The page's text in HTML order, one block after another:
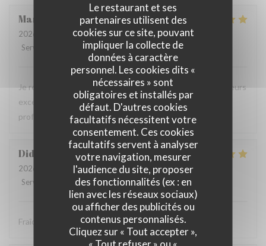
Le restaurant et ses
partenaires utilisent des
cookies sur ce site, pouvant
impliquer la collecte de
données à caractère
personnel. Les cookies dits «
nécessaires » sont
obligatoires et installés par
défaut. D'autres cookies
facultatifs nécessitent votre
consentement. Ces cookies
facultatifs servent à analyser
votre navigation, mesurer
l'audience du site, proposer
des fonctionnalités (ex : en
lien avec les réseaux sociaux)
ou afficher des publicités ou
contenus personnalisés.
Cliquez sur « Tout accepter »,
« Tout refuser » ou «
Martine
2026-08-01
- 20:45 - Couverts 4
Service
Ambiance:5/5 Cuisine: 5/5 Qualité / Prix
Je recommande ce restaurant, la qualité des plats, les saveurs
exceptionnelles sans compter la gentillesse et
professionnalisme du personnel.
Didier
2026-08-01
- 12:30 - Couverts 4
Service
Ambiance:5/5 Cuisine: 5/5 Qualité / Prix
Fraîcheur des produits